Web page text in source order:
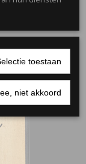
toestaan
niet akkoord